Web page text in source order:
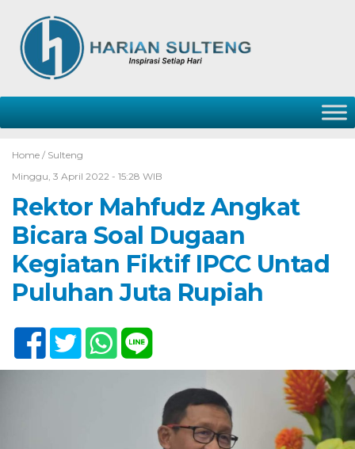
Home / Sulteng
Minggu, 3 April 2022 - 15:28 WIB
Rektor Mahfudz Angkat
Bicara Soal Dugaan
Kegiatan Fiktif IPCC Untad
Puluhan Juta Rupiah